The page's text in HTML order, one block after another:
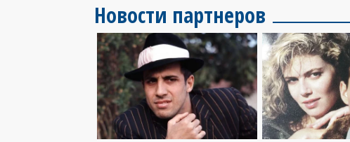
Новости партнеров